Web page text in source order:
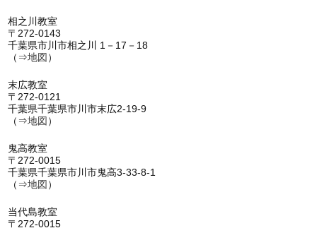
相之川教室
〒272-0143
千葉県市川市相之川 1－17－18
（⇒地図 ）
末広教室
〒272-0121
千葉県千葉県市川市末広2-19-9
（⇒地図 ）
鬼高教室
〒272-0015
千葉県千葉県市川市鬼高3-33-8-1
（⇒地図 ）
当代島教室
〒272-0015